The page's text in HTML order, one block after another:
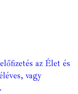
az Élet és
vagy